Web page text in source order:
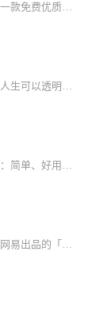
元气桌面壁纸是一款免费优质的桌面壁纸&美化软件，500000+超清无水印动静态壁纸，更有特色鼠标、任务栏美化等实用功能美化你的桌面。 内置桌面整理功能：智能识别文件，一键分类整理，还你清爽桌面；独家研发桌面壁纸渲染引擎，真实还原雨雪光特效和各种粒子效果，让静态壁纸动起来，效果栩栩如真，为你打造电脑桌面的绝美盛宴。元气桌面壁纸，让桌面更精彩，每天都有不一样的感觉，如遇到问题请联系客服，真诚为您服务！
拒绝拖延，效率人生可以透明的显示在桌面壁纸上，提供农历、节气、节假日、法定假日显示。双击即可编辑记录琐事、日程安排、重复任务等。支持多端同步数据，实时共享数据，团队协作。支持倒数纪念日。
好用便签是一款：简单、好用、免费、无广告、支持电脑手机实时同步的便签笔记软件。 用途：用于日常记录想法，任务清单，添加循环提醒，记录工作进度等。 功能：①：集成四种便签，图文、待办事项任务清单、循环提醒、时间轴便签；②：创新的便签组合整理模式，将杂乱的便签整理的井井有条；③：支持团队共享实时同步，多人协作；④：支持便签一键加密；⑤：自动贴边隐藏；⑥：Windows电脑版/安卓版/IOS版/MacOS版，多端实时同步。
桌面动起来！由网易出品的「网易千千壁纸」是一款内置海量免费4k壁纸可互动的壁纸平台。1、网易千千壁纸提供了海量免费4k壁纸，壁纸可互动超好玩 ，让桌面动起来。2、游戏数据壁纸现已上线，桌面可见steam成就、pubg战绩等游戏数据，更可自定义游戏内摄影视频为桌面！3、网易云音乐桌面 壁纸能听歌，播放器 · 歌词 · 乐评随心呈现。4、支持自定义壁纸分辨率与帧率，你可根据设备性能或个人偏好，自由平衡画质与流畅度，定制专属的视觉体验。5、网易千千壁纸编辑器编辑器低门槛高上线，无需动画基础和代码经验，人人都能轻松制作壁纸。